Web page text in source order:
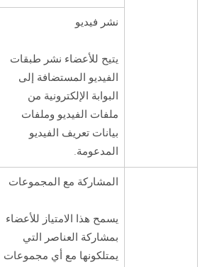
نشر فيديو
يتيح للأعضاء نشر طبقات
الفيديو المستضافة إلى
البوابة الإلكترونية من
ملفات الفيديو وملفات
بيانات تعريف الفيديو
المدعومة.
المشاركة مع المجموعات
يسمح هذا الامتياز للأعضاء
بمشاركة العناصر التي
يمتلكونها مع أي مجموعات